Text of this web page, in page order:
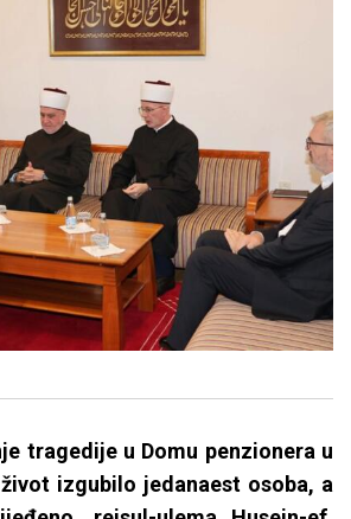
tragedije u Domu penzionera u
izgubilo jedanaest osoba, a